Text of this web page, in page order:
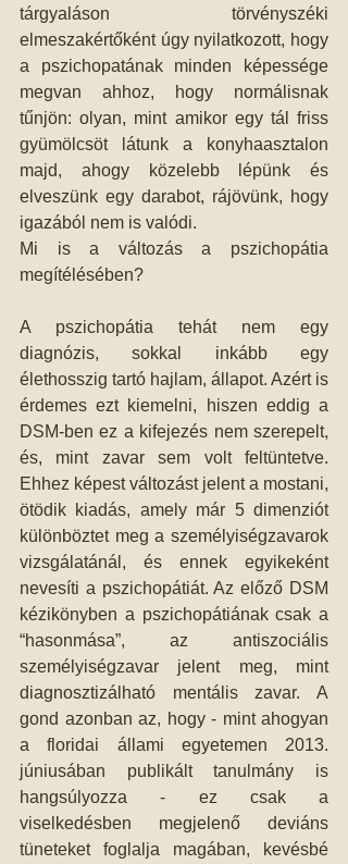
tárgyaláson törvényszéki
elmeszakértőként úgy nyilatkozott, hogy
a pszichopatának minden képessége
megvan ahhoz, hogy normálisnak
tűnjön: olyan, mint amikor egy tál friss
gyümölcsöt látunk a konyhaasztalon
majd, ahogy közelebb lépünk és
elveszünk egy darabot, rájövünk, hogy
igazából nem is valódi.
Mi is a változás a pszichopátia
megítélésében?
A pszichopátia tehát nem egy
diagnózis, sokkal inkább egy
élethosszig tartó hajlam, állapot. Azért is
érdemes ezt kiemelni, hiszen eddig a
DSM-ben ez a kifejezés nem szerepelt,
és, mint zavar sem volt feltüntetve.
Ehhez képest változást jelent a mostani,
ötödik kiadás, amely már 5 dimenziót
különböztet meg a személyiségzavarok
vizsgálatánál, és ennek egyikeként
nevesíti a pszichopátiát. Az előző DSM
kézikönyben a pszichopátiának csak a
“hasonmása”, az antiszociális
személyiségzavar jelent meg, mint
diagnosztizálható mentális zavar. A
gond azonban az, hogy - mint ahogyan
a floridai állami egyetemen 2013.
júniusában publikált tanulmány is
hangsúlyozza - ez csak a
viselkedésben megjelenő deviáns
tüneteket foglalja magában, kevésbé